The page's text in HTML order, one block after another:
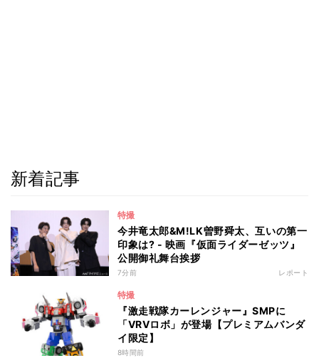
新着記事
特撮
今井竜太郎&M!LK曽野舜太、互いの第一
印象は? - 映画『仮面ライダーゼッツ』
公開御礼舞台挨拶
7分前 レポート
特撮
『激走戦隊カーレンジャー』SMPに
「VRVロボ」が登場【プレミアムバンダ
イ限定】
8時間前